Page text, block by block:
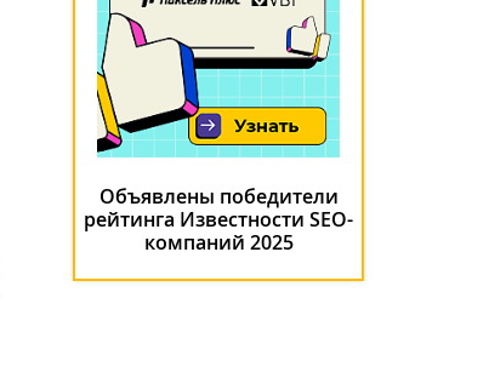
Объявлены победители
рейтинга Известности SEO-
компаний 2025